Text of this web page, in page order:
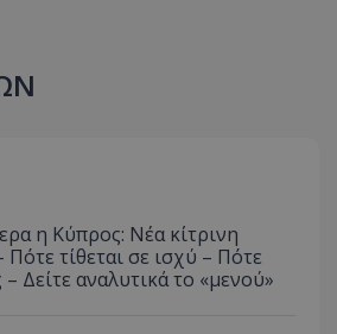
η Κύπρος: Νέα κίτρινη
τίθεται σε ισχύ – Πότε
Δείτε αναλυτικά το «μενού»